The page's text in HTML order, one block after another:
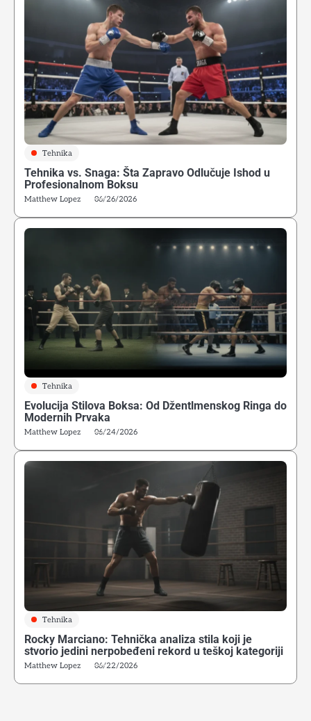
Tehnika
Tehnika vs. Snaga: Šta Zapravo Odlučuje Ishod u
Profesionalnom Boksu
Matthew Lopez 06/26/2026
Tehnika
Evolucija Stilova Boksa: Od Džentlmenskog Ringa do
Modernih Prvaka
Matthew Lopez 06/24/2026
Tehnika
Rocky Marciano: Tehnička analiza stila koji je
stvorio jedini nerpobeđeni rekord u teškoj kategoriji
Matthew Lopez 06/22/2026
Peek-a-boo tehnika Mike Tysona: biomehanska i
mentalna analiza stila koji je redefinisao tešku
kategoriju
Matthew Lopez
Alijev pokret nogu: Tehnička osnova modernog
defanzivnog boksa
Matthew Lopez